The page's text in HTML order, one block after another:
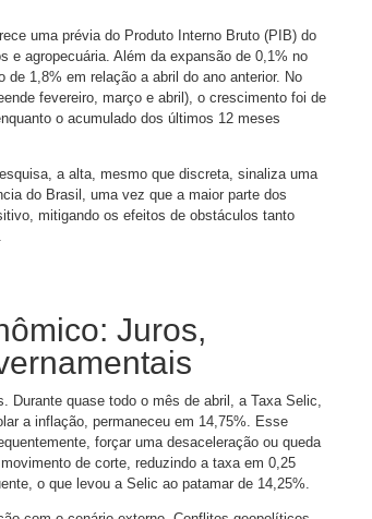
uma prévia do Produto Interno Bruto (PIB) do
e agropecuária. Além da expansão de 0,1% no
1,8% em relação a abril do ano anterior. No
fevereiro, março e abril), o crescimento foi de
o acumulado dos últimos 12 meses
a alta, mesmo que discreta, sinaliza uma
do Brasil, uma vez que a maior parte dos
mitigando os efeitos de obstáculos tanto
Juros,
quase todo o mês de abril, a Taxa Selic,
a inflação, permaneceu em 14,75%. Esse
forçar uma desaceleração ou queda
de corte, reduzindo a taxa em 0,25
o que levou a Selic ao patamar de 14,25%.